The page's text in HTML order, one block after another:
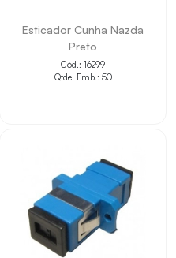
equipamentos e pontos
da infraestrutura de
cor e padrão
exigem compatibilidade
Esticador Cunha Nazda
Preto
Cód.: 16299
Qtde. Emb.: 50